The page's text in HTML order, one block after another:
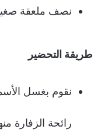
نصف ملعقة
طريقة التحضير
نقوم بغسل
رائحة الزفارة